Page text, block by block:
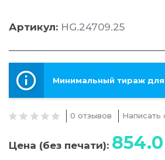
Артикул: HG.24709.25
Минимальный тираж для
0 отзывов Написать
Цена (без печати): 854.0